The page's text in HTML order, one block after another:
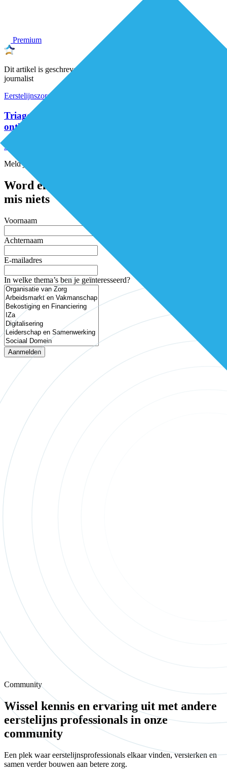
Premium
Dit artikel is geschreven door een onafhankelijke De Eerstelijns-
journalist
Eerstelijnszorg
Triageteam Positieve Gezondheid helpt patiënten en
ontlast de huisarts
Alle artikelen
Meld je aan voor de nieuwsbrief
Word elke twee weken geïnspireerd en
mis niets
Voornaam
Achternaam
E-mailadres
In welke thema’s ben je geïnteresseerd?
Community
Wissel kennis en ervaring uit met andere
eerstelijns professionals in onze
community
Een plek waar eerstelijnsprofessionals elkaar vinden, versterken en
samen verder bouwen aan betere zorg.